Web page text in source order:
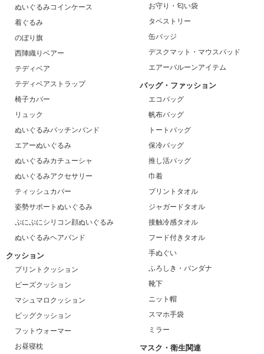
ぬいぐるみコインケース
着ぐるみ
のぼり旗
西陣織りベアー
テディベア
テディベアストラップ
椅子カバー
リュック
ぬいぐるみパッチンバンド
エアーぬいぐるみ
ぬいぐるみカチューシャ
ぬいぐるみアクセサリー
ティッシュカバー
姿勢サポートぬいぐるみ
ぷにぷにシリコン顔ぬいぐるみ
ぬいぐるみヘアバンド
クッション
プリントクッション
ビーズクッション
マシュマロクッション
ビッグクッション
フットウォーマー
お昼寝枕
お守り・匂い袋
タペストリー
缶バッジ
デスクマット・マウスパッド
エアーバルーンアイテム
バッグ・ファッション
エコバッグ
帆布バッグ
トートバッグ
保冷バッグ
推し活バッグ
巾着
プリントタオル
ジャガードタオル
接触冷感タオル
フード付きタオル
手ぬぐい
ふろしき・バンダナ
靴下
ニット帽
スマホ手袋
ミラー
マスク・衛生関連